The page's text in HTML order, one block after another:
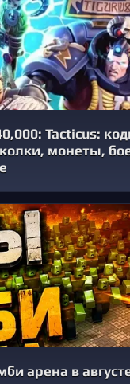
Tacticus:
монеты,
арена в